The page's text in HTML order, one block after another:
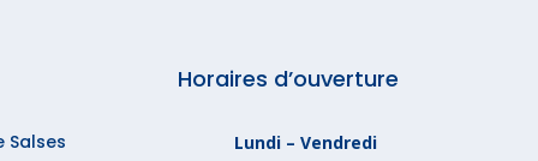
Salses
Horaires d’ouverture
Lundi – Vendredi